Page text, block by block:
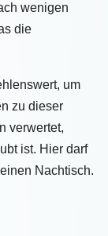
wenigen
die
um
zu dieser
verwertet,
ist. Hier darf
Nachtisch.